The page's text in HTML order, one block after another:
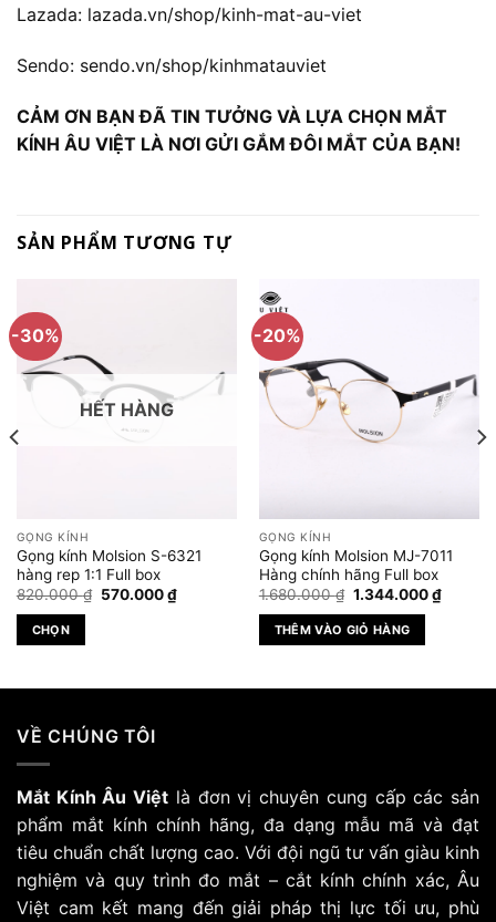
Lazada: lazada.vn/shop/kinh-mat-au-viet
Sendo: sendo.vn/shop/kinhmatauviet
CẢM ƠN BẠN ĐÃ TIN TƯỞNG VÀ LỰA CHỌN MẮT
KÍNH ÂU VIỆT LÀ NƠI GỬI GẮM ĐÔI MẮT CỦA BẠN!
SẢN PHẨM TƯƠNG TỰ
-30%
HẾT HÀNG
GỌNG KÍNH
Gọng kính Molsion S-6321
hàng rep 1:1 Full box
820.000₫ Giá
570.000₫Giá
hiện
CHỌN
có
nhiều
biến
thể.
Các
tùy
chọn
có
thể
-20%
GỌNG KÍNH
Gọng kính Molsion MJ-7011
Hàng chính hãng Full box
1.680.000₫ Giá
là:
1.680.000 ₫.
1.344.000₫Giá
hiện
THÊM VÀO GIỎ HÀNG
₫.
VỀ CHÚNG TÔI
Mắt Kính Âu Việt là đơn vị chuyên cung cấp các sản
phẩm mắt kính chính hãng, đa dạng mẫu mã và đạt
tiêu chuẩn chất lượng cao. Với đội ngũ tư vấn giàu kinh
nghiệm và quy trình đo mắt – cắt kính chính xác, Âu
Việt cam kết mang đến giải pháp thị lực tối ưu, phù